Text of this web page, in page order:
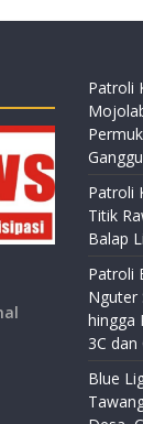
Patroli
Patroli
Titik
Balap
Patroli
Nguter
hingga
3C
Blue